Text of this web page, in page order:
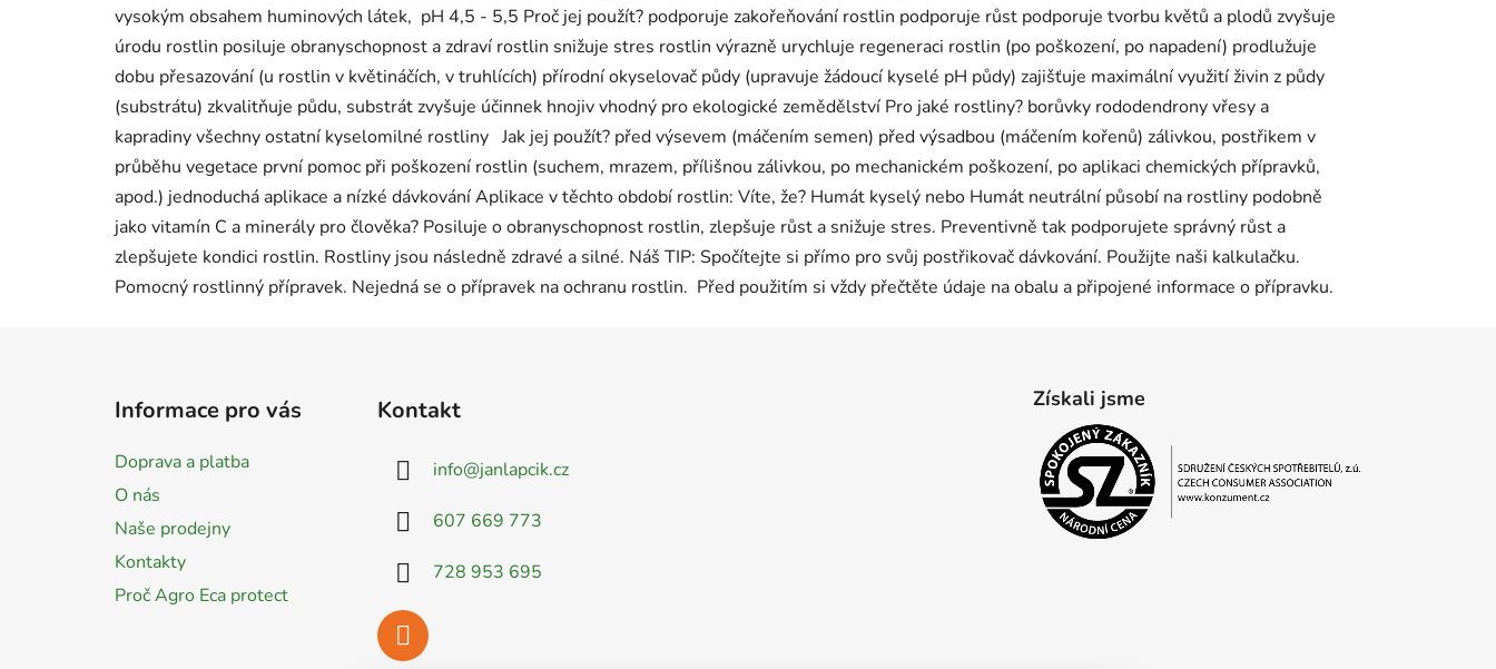
vysokým obsahem huminových látek, pH 4,5 - 5,5 Proč jej použít? podporuje zakořeňování rostlin podporuje růst podporuje tvorbu květů a plodů zvyšuje
úrodu rostlin posiluje obranyschopnost a zdraví rostlin snižuje stres rostlin výrazně urychluje regeneraci rostlin (po poškození, po napadení) prodlužuje
dobu přesazování (u rostlin v květináčích, v truhlících) přírodní okyselovač půdy (upravuje žádoucí kyselé pH půdy) zajišťuje maximální využití živin z půdy
(substrátu) zkvalitňuje půdu, substrát zvyšuje účinnek hnojiv vhodný pro ekologické zemědělství Pro jaké rostliny? borůvky rododendrony vřesy a
kapradiny všechny ostatní kyselomilné rostliny Jak jej použít? před výsevem (máčením semen) před výsadbou (máčením kořenů) zálivkou, postřikem v
průběhu vegetace první pomoc při poškození rostlin (suchem, mrazem, přílišnou zálivkou, po mechanickém poškození, po aplikaci chemických přípravků,
apod.) jednoduchá aplikace a nízké dávkování Aplikace v těchto období rostlin: Víte, že? Humát kyselý nebo Humát neutrální působí na rostliny podobně
jako vitamín C a minerály pro člověka? Posiluje o obranyschopnost rostlin, zlepšuje růst a snižuje stres. Preventivně tak podporujete správný růst a
zlepšujete kondici rostlin. Rostliny jsou následně zdravé a silné. Náš TIP: Spočítejte si přímo pro svůj postřikovač dávkování. Použijte naši kalkulačku.
Pomocný rostlinný přípravek. Nejedná se o přípravek na ochranu rostlin. Před použitím si vždy přečtěte údaje na obalu a připojené informace o přípravku.
Informace pro vás
Doprava a platba
O nás
Naše prodejny
Kontakty
Proč Agro Eca protect
Kontakt
info@janlapcik.cz
607 669 773
728 953 695
Získali jsme